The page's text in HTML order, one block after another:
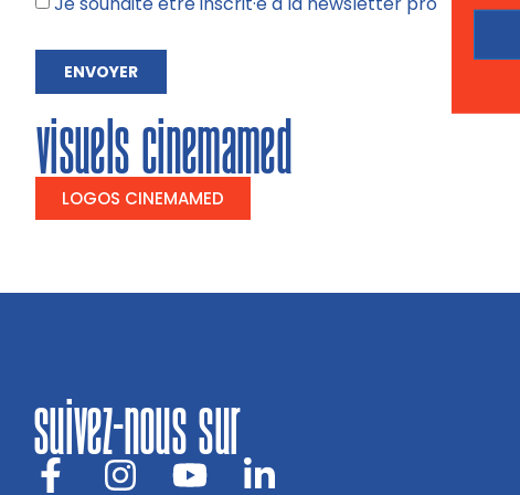
ENVOYER
visuels cinemamed
LOGOS CINEMAMED
suivez-nous sur